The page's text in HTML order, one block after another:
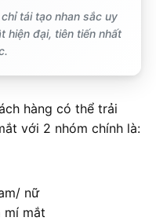
tái tạo nhan sắc uy
hiện đại, tiên tiến nhất
hàng có thể trải
với 2 nhóm chính là:
nữ
mí mắt